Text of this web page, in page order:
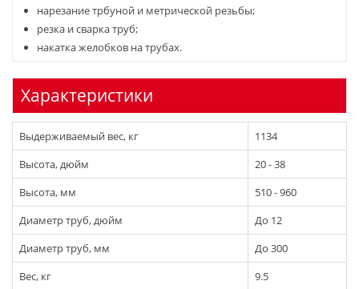
нарезание трбуной и метрической резьбы;
резка и сварка труб;
накатка желобков на трубах.
Характеристики
Выдерживаемый вес, кг
1134
Высота, дюйм
20 - 38
Высота, мм
510 - 960
Диаметр труб, дюйм
До 12
Диаметр труб, мм
До 300
Вес, кг
9.5